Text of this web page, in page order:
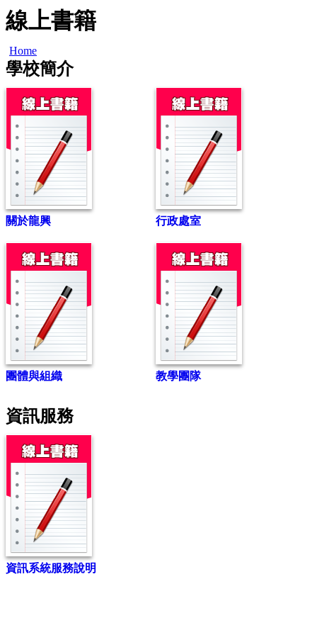
線上書籍
Home
學校簡介
關於龍興 行政處室
團體與組織 教學團隊
資訊服務
資訊系統服務說明